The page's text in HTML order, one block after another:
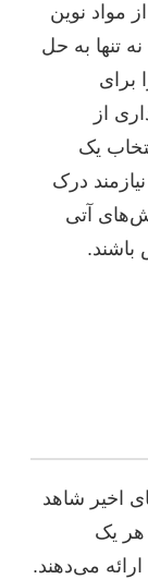
مواد نوین
تنها به حل
برای
از
یک
درک
آتی
باشند.
اخیر شاهد
یک
می‌دهند.